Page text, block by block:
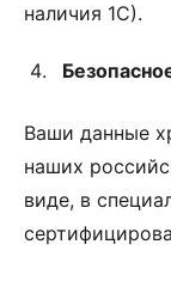
наличия 1С).
Ваши данные
наших
виде, в